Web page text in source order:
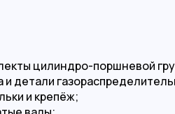
цилиндро-поршневой
детали
и крепёж;